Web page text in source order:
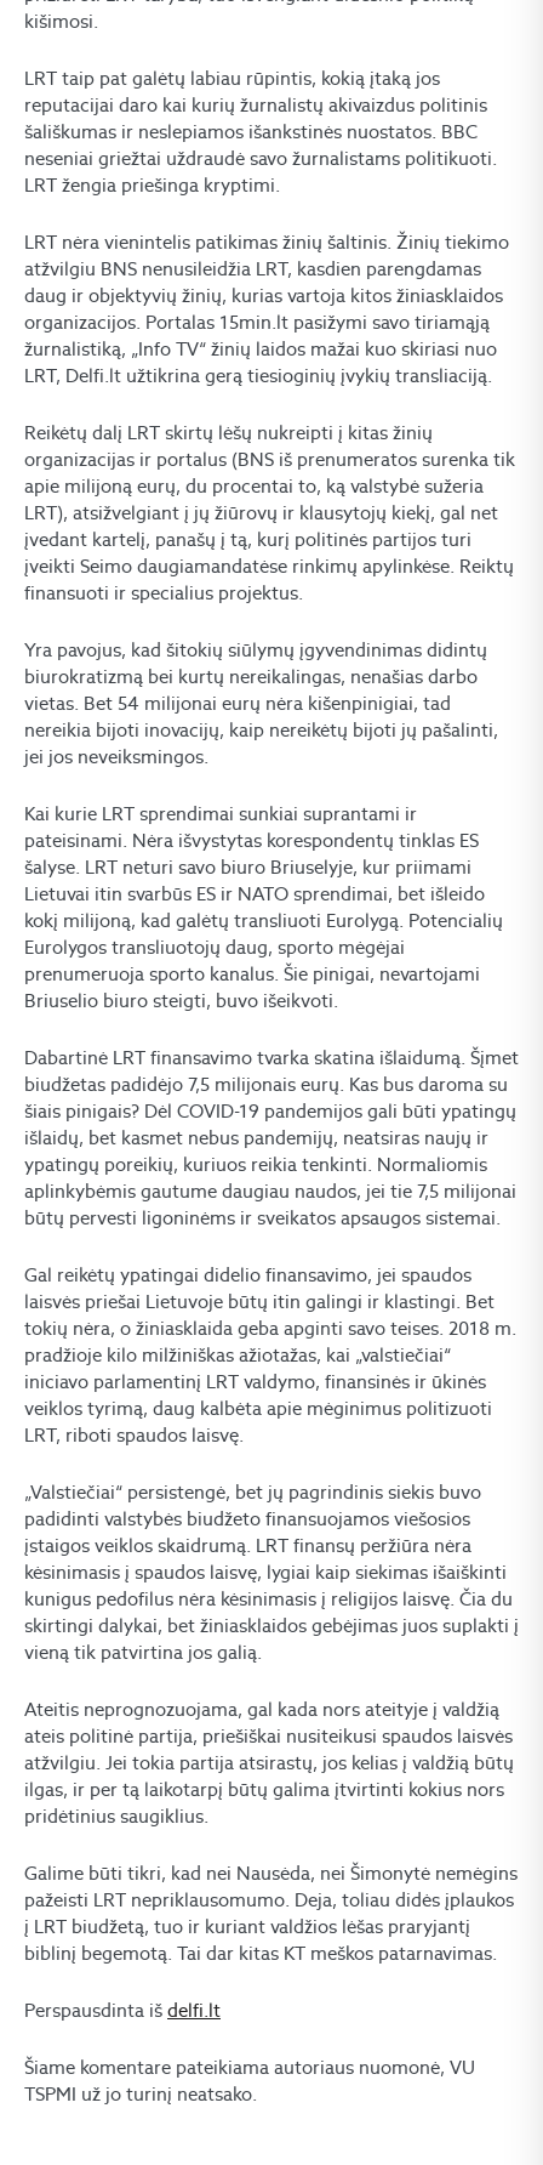
kišimosi.
LRT taip pat galėtų labiau rūpintis, kokią įtaką jos
reputacijai daro kai kurių žurnalistų akivaizdus politinis
šališkumas ir neslepiamos išankstinės nuostatos. BBC
neseniai griežtai uždraudė savo žurnalistams politikuoti.
LRT žengia priešinga kryptimi.
LRT nėra vienintelis patikimas žinių šaltinis. Žinių tiekimo
atžvilgiu BNS nenusileidžia LRT, kasdien parengdamas
daug ir objektyvių žinių, kurias vartoja kitos žiniasklaidos
organizacijos. Portalas 15min.lt pasižymi savo tiriamąją
žurnalistiką, „Info TV“ žinių laidos mažai kuo skiriasi nuo
LRT, Delfi.lt užtikrina gerą tiesioginių įvykių transliaciją.
Reikėtų dalį LRT skirtų lėšų nukreipti į kitas žinių
organizacijas ir portalus (BNS iš prenumeratos surenka tik
apie milijoną eurų, du procentai to, ką valstybė sužeria
LRT), atsižvelgiant į jų žiūrovų ir klausytojų kiekį, gal net
įvedant kartelį, panašų į tą, kurį politinės partijos turi
įveikti Seimo daugiamandatėse rinkimų apylinkėse. Reiktų
finansuoti ir specialius projektus.
Yra pavojus, kad šitokių siūlymų įgyvendinimas didintų
biurokratizmą bei kurtų nereikalingas, nenašias darbo
vietas. Bet 54 milijonai eurų nėra kišenpinigiai, tad
nereikia bijoti inovacijų, kaip nereikėtų bijoti jų pašalinti,
jei jos neveiksmingos.
Kai kurie LRT sprendimai sunkiai suprantami ir
pateisinami. Nėra išvystytas korespondentų tinklas ES
šalyse. LRT neturi savo biuro Briuselyje, kur priimami
Lietuvai itin svarbūs ES ir NATO sprendimai, bet išleido
kokį milijoną, kad galėtų transliuoti Eurolygą. Potencialių
Eurolygos transliuotojų daug, sporto mėgėjai
prenumeruoja sporto kanalus. Šie pinigai, nevartojami
Briuselio biuro steigti, buvo išeikvoti.
Dabartinė LRT finansavimo tvarka skatina išlaidumą. Šįmet
biudžetas padidėjo 7,5 milijonais eurų. Kas bus daroma su
šiais pinigais? Dėl COVID-19 pandemijos gali būti ypatingų
išlaidų, bet kasmet nebus pandemijų, neatsiras naujų ir
ypatingų poreikių, kuriuos reikia tenkinti. Normaliomis
aplinkybėmis gautume daugiau naudos, jei tie 7,5 milijonai
būtų pervesti ligoninėms ir sveikatos apsaugos sistemai.
Gal reikėtų ypatingai didelio finansavimo, jei spaudos
laisvės priešai Lietuvoje būtų itin galingi ir klastingi. Bet
tokių nėra, o žiniasklaida geba apginti savo teises. 2018 m.
pradžioje kilo milžiniškas ažiotažas, kai „valstiečiai“
iniciavo parlamentinį LRT valdymo, finansinės ir ūkinės
veiklos tyrimą, daug kalbėta apie mėginimus politizuoti
LRT, riboti spaudos laisvę.
„Valstiečiai“ persistengė, bet jų pagrindinis siekis buvo
padidinti valstybės biudžeto finansuojamos viešosios
įstaigos veiklos skaidrumą. LRT finansų peržiūra nėra
kėsinimasis į spaudos laisvę, lygiai kaip siekimas išaiškinti
kunigus pedofilus nėra kėsinimasis į religijos laisvę. Čia du
skirtingi dalykai, bet žiniasklaidos gebėjimas juos suplakti į
vieną tik patvirtina jos galią.
Ateitis neprognozuojama, gal kada nors ateityje į valdžią
ateis politinė partija, priešiškai nusiteikusi spaudos laisvės
atžvilgiu. Jei tokia partija atsirastų, jos kelias į valdžią būtų
ilgas, ir per tą laikotarpį būtų galima įtvirtinti kokius nors
pridėtinius saugiklius.
Galime būti tikri, kad nei Nausėda, nei Šimonytė nemėgins
pažeisti LRT nepriklausomumo. Deja, toliau didės įplaukos
į LRT biudžetą, tuo ir kuriant valdžios lėšas praryjantį
biblinį begemotą. Tai dar kitas KT meškos patarnavimas.
Perspausdinta iš delfi.lt
Šiame komentare pateikiama autoriaus nuomonė, VU
TSPMI už jo turinį neatsako.